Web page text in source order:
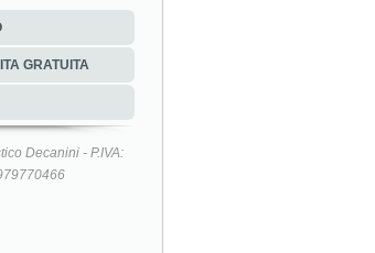
GRATUITA
Decanini - P.IVA: